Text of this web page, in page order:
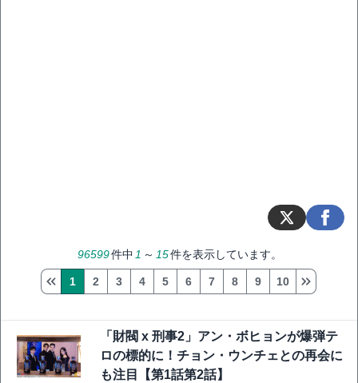
96599件中1 ～ 15件を表示しています。
1 2 3 4 5 6 7 8 9 10
「財閥 x 刑事2」アン・ボヒョンが爆弾テ
ロの標的に！チョン・ウンチェとの再会に
も注目【第1話第2話】